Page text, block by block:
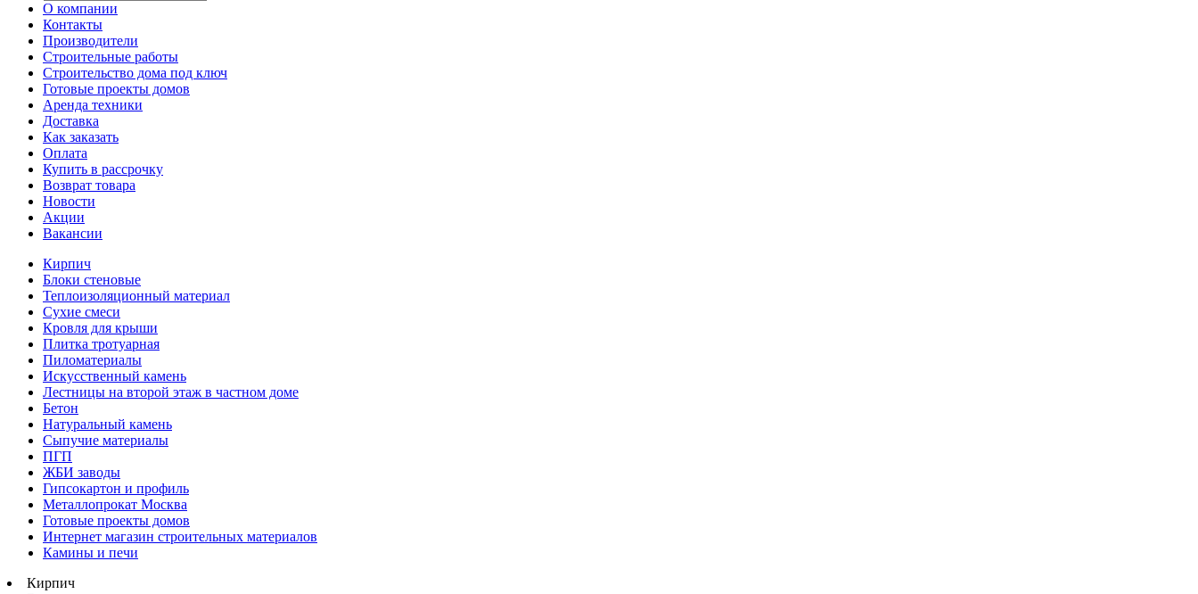
О компании
Контакты
Производители
Строительные работы
Строительство дома под ключ
Готовые проекты домов
Аренда техники
Доставка
Как заказать
Оплата
Купить в рассрочку
Возврат товара
Новости
Акции
Вакансии
Кирпич
Блоки стеновые
Теплоизоляционный материал
Сухие смеси
Кровля для крыши
Плитка тротуарная
Пиломатериалы
Искусственный камень
Лестницы на второй этаж в частном доме
Бетон
Натуральный камень
Сыпучие материалы
ПГП
ЖБИ заводы
Гипсокартон и профиль
Металлопрокат Москва
Готовые проекты домов
Интернет магазин строительных материалов
Камины и печи
Кирпич